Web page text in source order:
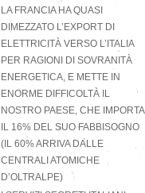
LA FRANCIA HA QUASI
DIMEZZATO L’EXPORT DI
ELETTRICITÀ VERSO L’ITALIA
PER RAGIONI DI SOVRANITÀ
ENERGETICA, E METTE IN
ENORME DIFFICOLTÀ IL
NOSTRO PAESE, CHE IMPORTA
IL 16% DEL SUO FABBISOGNO
(IL 60% ARRIVA DALLE
CENTRALI ATOMICHE
D’OLTRALPE)